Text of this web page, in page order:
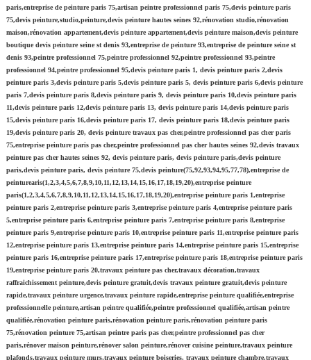
paris,entreprise de peinture paris 75,artisan peintre professionnel paris 75,devis peinture paris
75,devis peinture,studio,peinture,devis peinture hautes seines 92,rénovation studio,rénovation
maison,rénovation appartement,devis peinture appartement,devis peinture maison,devis peinture
boutique devis peinture seine st denis 93,entreprise de peinture 93,entreprise de peinture seine st
denis 93,peintre professionnel 75,peintre professionnel 92,peintre professionnel 93,peintre
professionnel 94,peintre professionnel 95,devis peinture paris 1, devis peinture paris 2,devis
peinture paris 3,devis peinture paris 5,devis peinture paris 5, devis peinture paris 6,devis peinture
paris 7,devis peinture paris 8,devis peinture paris 9, devis peinture paris 10,devis peinture paris
11,devis peinture paris 12,devis peinture paris 13, devis peinture paris 14,devis peinture paris
15,devis peinture paris 16,devis peinture paris 17, devis peinture paris 18,devis peinture paris
19,devis peinture paris 20, devis peinture travaux pas cher,peintre professionnel pas cher paris
75,entreprise peinture paris pas cher,peintre professionnel pas cher hautes seines 92,devis travaux
peinture pas cher hautes seines 92, devis peinture paris, devis peinture paris,devis peinture
paris,devis peinture paris, devis peinture 75,devis peinture(75,92,93,94,95,77,78),entreprise de
peinturearis(1,2,3,4,5,6,7,8,9,10,11,12,13,14,15,16,17,18,19,20),entreprise peinture
paris(1,2,3,4,5,6,7,8,9,10,11,12,13,14,15,16,17,18,19,20),entreprise peinture paris 1,entreprise
peinture paris 2,entreprise peinture paris 3,entreprise peinture paris 4,entreprise peinture paris
5,entreprise peinture paris 6,entreprise peinture paris 7,entreprise peinture paris 8,entreprise
peinture paris 9,entreprise peinture paris 10,entreprise peinture paris 11,entreprise peinture paris
12,entreprise peinture paris 13,entreprise peinture paris 14,entreprise peinture paris 15,entreprise
peinture paris 16,entreprise peinture paris 17,entreprise peinture paris 18,entreprise peinture paris
19,entreprise peinture paris 20,travaux peinture pas cher,travaux décoration,travaux
raffraichissement peinture,devis peinture gratuit,devis travaux peinture gratuit,devis peinture
rapide,travaux peinture urgence,travaux peinture rapide,entreprise peinture qualifiée,entreprise
professionnelle peinture,artisan peintre qualifiée,peintre professionnel qualifiée,artisan peintre
qualifiée,rénovation peinture paris,rénovation peinture paris,rénovation peinture paris
75,rénovation peinture 75,artisan peintre paris pas cher,peintre professionnel pas cher
paris,rénover maison peinture,rénover salon peinture,rénover cuisine peinture,travaux peinture
plafonds,travaux peinture murs,travaux peinture boiseries, travaux peinture chambre,travaux